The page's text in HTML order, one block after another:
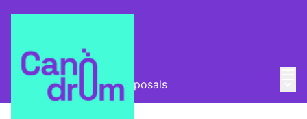
Taula Comunitària / Proposals